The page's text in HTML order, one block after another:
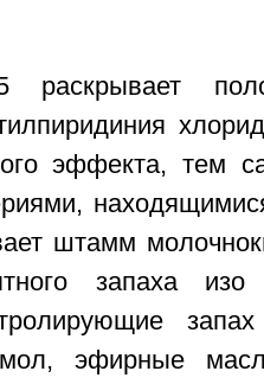
раскрывает
эффекта, тем
штамм
запаха
эфирные